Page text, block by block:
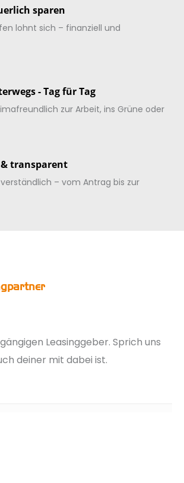
sparen
lohnt sich – finanziell und
- Tag für Tag
zur Arbeit, ins Grüne oder
transparent
– vom Antrag bis zur
Leasinggeber. Sprich uns
deiner mit dabei ist.